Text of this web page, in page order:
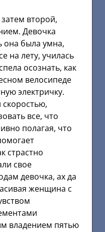
второй,
Девочка
она была умна,
на лету, училась
осознать, как
велосипеде
электричку.
скоростью,
все, что
полагая, что
страстно
свое
девочка, ах да
женщина с
владением пятью